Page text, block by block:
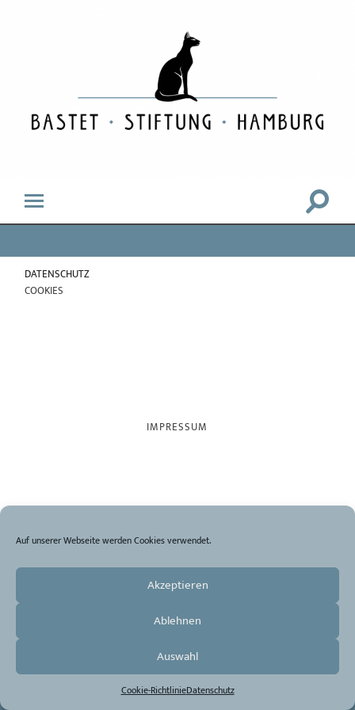
Auf unserer Webseite werden Cookies verwendet.
Akzeptieren
Ablehnen
Auswahl
Cookie-RichtlinieDatenschutz
Mobile-
Menü ein-/
DATENSCHUTZ
COOKIES
IMPRESSUM
© 2026BASTET STIFTUNG HAMBURG